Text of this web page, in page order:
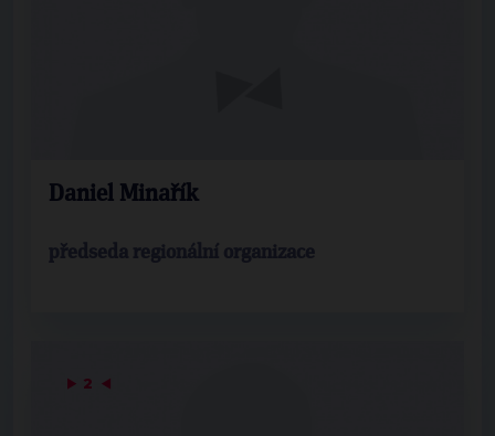
Daniel Minařík
předseda regionální organizace
▶ 2 ◀